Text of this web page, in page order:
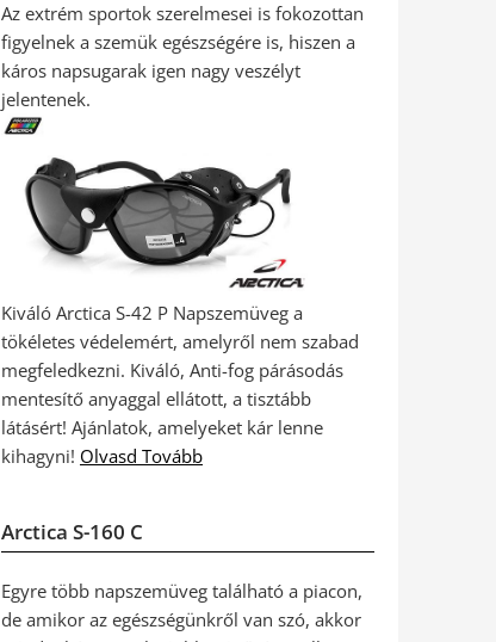
Az extrém sportok szerelmesei is fokozottan
figyelnek a szemük egészségére is, hiszen a
káros napsugarak igen nagy veszélyt
jelentenek.
Kiváló Arctica S-42 P Napszemüveg a
tökéletes védelemért, amelyről nem szabad
megfeledkezni. Kiváló, Anti-fog párásodás
mentesítő anyaggal ellátott, a tisztább
látásért! Ajánlatok, amelyeket kár lenne
kihagyni! Olvasd Tovább
Arctica S-160 C
Egyre több napszemüveg található a piacon,
de amikor az egészségünkről van szó, akkor